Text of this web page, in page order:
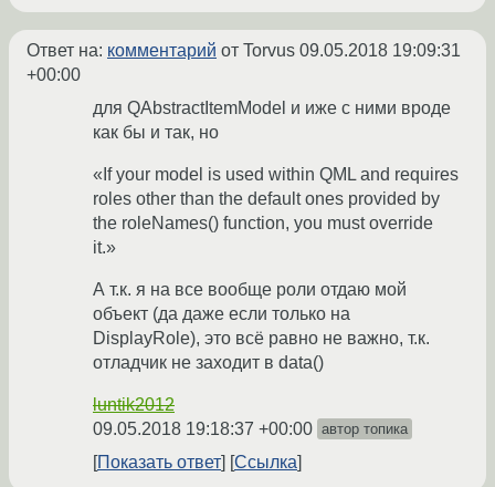
Ответ на: комментарий от Torvus 09.05.2018 19:09:31
+00:00
для QAbstractItemModel и иже с ними вроде
как бы и так, но
«If your model is used within QML and requires
roles other than the default ones provided by
the roleNames() function, you must override
it.»
А т.к. я на все вообще роли отдаю мой
объект (да даже если только на
DisplayRole), это всё равно не важно, т.к.
отладчик не заходит в data()
luntik2012
09.05.2018 19:18:37 +00:00 автор топика
Показать ответ Ссылка